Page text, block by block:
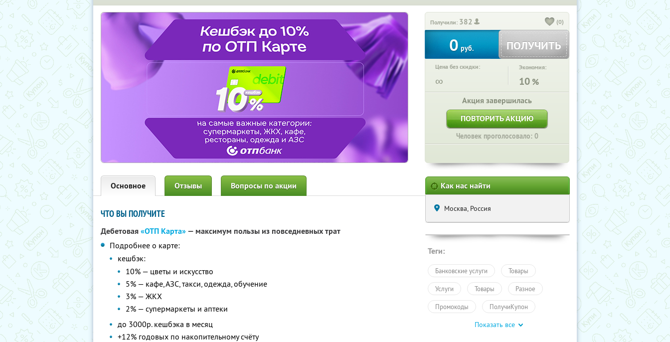
Получили: 382 (0)
0 руб. ПОЛУЧИТЬ
Цена без скидки:
∞
Экономия:
10 %
Акция завершилась
ПОВТОРИТЬ АКЦИЮ
Человек проголосовало: 0
Основное Отзывы Вопросы по акции
ЧТО ВЫ ПОЛУЧИТЕ
Дебетовая«ОТП Карта»— максимум пользы из повседневных трат
Подробнее о карте:
кешбэк:
10% — цветы и искусство
5% — кафе, АЗС, такси, одежда, обучение
3% — ЖКХ
2% — супермаркеты и аптеки
до 3000р. кешбэка в месяц
+12% годовых по накопительному счёту
Как нас найти
Москва, Россия
Теги:
Банковские услуги Товары
Услуги Товары Разное
Промокоды ПолучиКупон
Показать все